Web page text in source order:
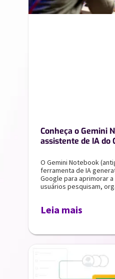
Conheça o Gemini
assistente de IA do
O Gemini Notebook
ferramenta de IA
Google para aprimorar
usuários pesquisam,
Leia mais